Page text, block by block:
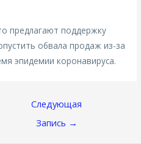
предлагают поддержку
обвала продаж из-за
эпидемии коронавируса.
Следующая
Запись →